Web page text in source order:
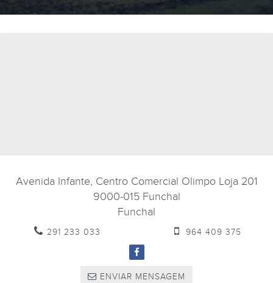
Avenida Infante, Centro Comercial Olimpo Loja 201
9000-015 Funchal
Funchal
291 233 033 964 409 375
ENVIAR MENSAGEM